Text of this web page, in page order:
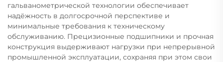
гальванометрической технологии обеспечивает
надёжность в долгосрочной перспективе и
минимальные требования к техническому
обслуживанию. Прецизионные подшипники и прочная
конструкция выдерживают нагрузки при непрерывной
промышленной эксплуатации, сохраняя при этом свои